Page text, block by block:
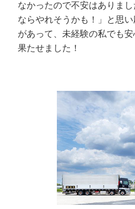
なかったので不安はありま
ならやれそうかも！」と思
があって、未経験の私でも
果たせました！